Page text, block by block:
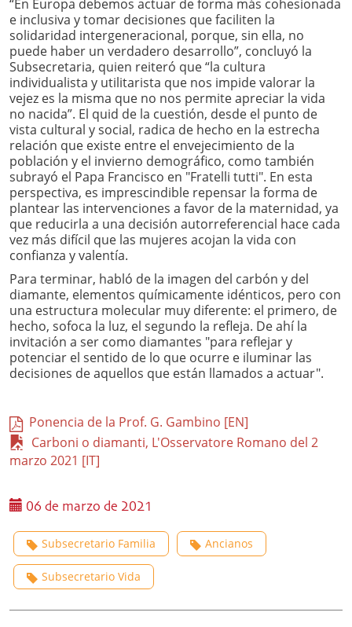
“En Europa debemos actuar de forma más cohesionada
e inclusiva y tomar decisiones que faciliten la
solidaridad intergeneracional, porque, sin ella, no
puede haber un verdadero desarrollo”, concluyó la
Subsecretaria, quien reiteró que “la cultura
individualista y utilitarista que nos impide valorar la
vejez es la misma que no nos permite apreciar la vida
no nacida”. El quid de la cuestión, desde el punto de
vista cultural y social, radica de hecho en la estrecha
relación que existe entre el envejecimiento de la
población y el invierno demográfico, como también
subrayó el Papa Francisco en "Fratelli tutti". En esta
perspectiva, es imprescindible repensar la forma de
plantear las intervenciones a favor de la maternidad, ya
que reducirla a una decisión autorreferencial hace cada
vez más difícil que las mujeres acojan la vida con
confianza y valentía.
Para terminar, habló de la imagen del carbón y del
diamante, elementos químicamente idénticos, pero con
una estructura molecular muy diferente: el primero, de
hecho, sofoca la luz, el segundo la refleja. De ahí la
invitación a ser como diamantes "para reflejar y
potenciar el sentido de lo que ocurre e iluminar las
decisiones de aquellos que están llamados a actuar".
Ponencia de la Prof. G. Gambino [EN]
Carboni o diamanti, L'Osservatore Romano del 2
marzo 2021 [IT]
06 de marzo de 2021
Subsecretario Familia Ancianos
Subsecretario Vida